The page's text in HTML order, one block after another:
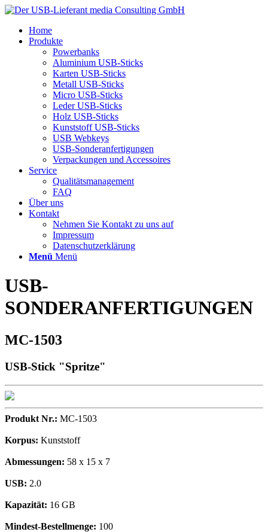
Home
Produkte
Powerbanks
Aluminium USB-Sticks
Karten USB-Sticks
Metall USB-Sticks
Micro USB-Sticks
Leder USB-Sticks
Holz USB-Sticks
Kunststoff USB-Sticks
USB Webkeys
USB-Sonderanfertigungen
Verpackungen und Accessoires
Service
Qualitätsmanagement
FAQ
Über uns
Kontakt
Nehmen Sie Kontakt zu uns auf
Impressum
Datenschutzerklärung
Menü Menü
USB-
SONDERANFERTIGUNGEN
MC-1503
USB-Stick "Spritze"
Produkt Nr.: MC-1503
Korpus: Kunststoff
Abmessungen: 58 x 15 x 7
USB: 2.0
Kapazität: 16 GB
Mindest-Bestellmenge: 100